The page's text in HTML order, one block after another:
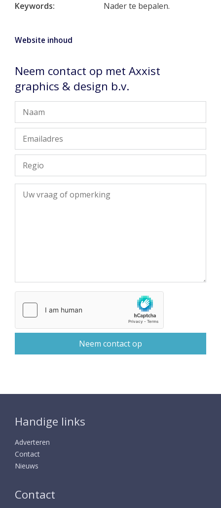
Keywords: Nader te bepalen.
Website inhoud
Neem contact op met Axxist
graphics & design b.v.
Handige links
Adverteren
Contact
Nieuws
Contact